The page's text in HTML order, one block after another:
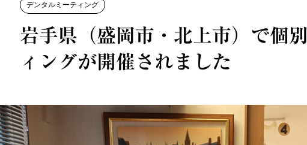
デンタルミーティング
岩手県（盛岡市・北上市）で個
ィングが開催されました